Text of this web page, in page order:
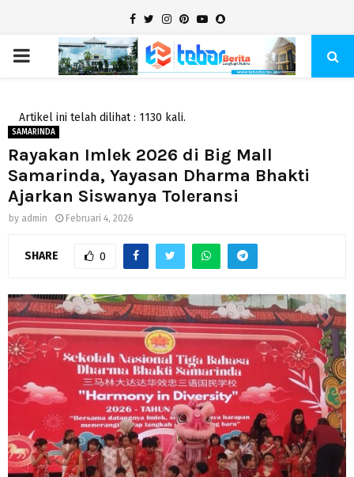
Facebook
TwitterInstagram
Pinterest
YoutubeSnapchat
PRIMARY
Artikel ini telah dilihat : 1130 kali.
SAMARINDA
Rayakan Imlek 2026 di Big Mall
Samarinda, Yayasan Dharma Bhakti
Ajarkan Siswanya Toleransi
by admin Februari 4, 2026
SHARE 0